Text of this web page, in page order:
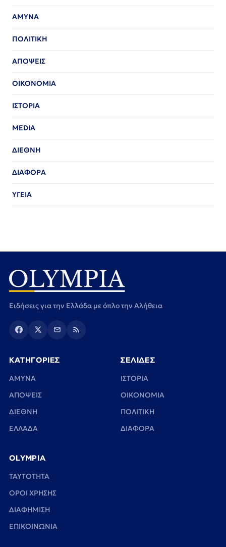
ΑΜΥΝΑ
ΠΟΛΙΤΙΚΗ
ΑΠΟΨΕΙΣ
ΟΙΚΟΝΟΜΙΑ
ΙΣΤΟΡΙΑ
MEDIA
ΔΙΕΘΝΗ
ΔΙΑΦΟΡΑ
ΥΓΕΙΑ
Ειδήσεις για την Ελλάδα με όπλο την Αλήθεια
ΚΑΤΗΓΟΡΙΕΣ
ΑΜΥΝΑ
ΑΠΟΨΕΙΣ
ΔΙΕΘΝΗ
ΕΛΛΑΔΑ
ΣΕΛΙΔΕΣ
ΙΣΤΟΡΙΑ
ΟΙΚΟΝΟΜΙΑ
ΠΟΛΙΤΙΚΗ
ΔΙΑΦΟΡΑ
OLYMPIA
TAYTOTHTA
ΟΡΟΙ ΧΡΗΣΗΣ
ΔΙΑΦΗΜΙΣΗ
ΕΠΙΚΟΙΝΩΝΙΑ